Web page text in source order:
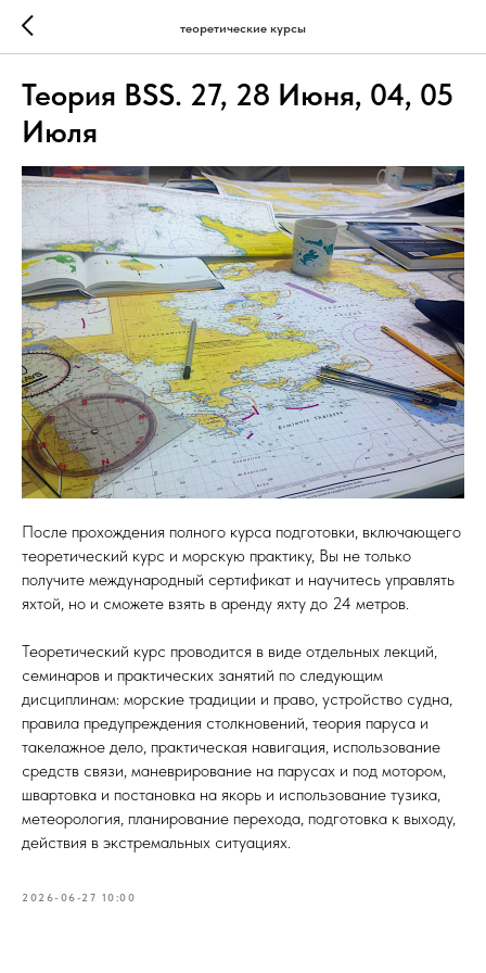
теоретические курсы
Теория BSS. 27, 28 Июня, 04, 05
Июля
После прохождения полного курса подготовки, включающего
теоретический курс и морскую практику, Вы не только
получите международный сертификат и научитесь управлять
яхтой, но и сможете взять в аренду яхту до 24 метров.
Теоретический курс проводится в виде отдельных лекций,
семинаров и практических занятий по следующим
дисциплинам: морские традиции и право, устройство судна,
правила предупреждения столкновений, теория паруса и
такелажное дело, практическая навигация, использование
средств связи, маневрирование на парусах и под мотором,
швартовка и постановка на якорь и использование тузика,
метеорология, планирование перехода, подготовка к выходу,
действия в экстремальных ситуациях.
2026-06-27 10:00